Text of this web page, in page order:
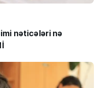
nəticələri nə